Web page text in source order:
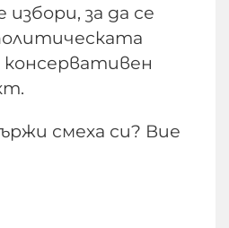
за да се
консервативен
смеха си? Вие